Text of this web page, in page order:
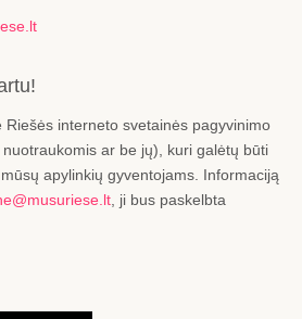
Riešės interneto svetainės pagyvinimo
ar be jų), kuri galėtų būti
apylinkių gyventojams. Informaciją
, ji bus paskelbta